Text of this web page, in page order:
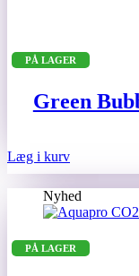
PÅ LAGER
Green
Læg i kurv
Nyhed
PÅ LAGER